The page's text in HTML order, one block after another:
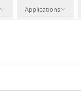
Applications